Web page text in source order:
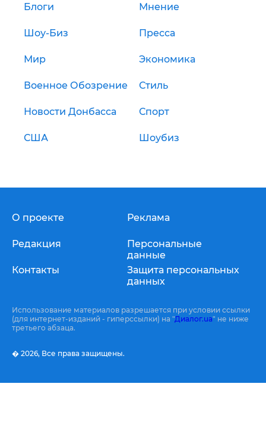
Блоги Мнение
Шоу-Биз Пресса
Мир Экономика
Военное Обозрение Стиль
Новости Донбасса Спорт
США Шоубиз
О проекте
Редакция
Контакты
Реклама
Персональные
данные
Защита персональных
данных
Использование материалов разрешается при условии ссылки
(для интернет-изданий - гиперссылки) на "Диалог.ua" не ниже
третьего абзаца.
� 2026, Все права защищены.